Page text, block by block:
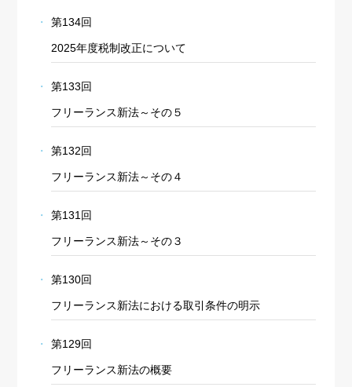
第134回
2025年度税制改正について
第133回
フリーランス新法～その５
第132回
フリーランス新法～その４
第131回
フリーランス新法～その３
第130回
フリーランス新法における取引条件の明示
第129回
フリーランス新法の概要